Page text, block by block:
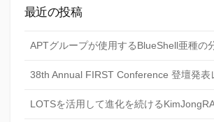
最近の投稿
APTグループが使用するBlueShell亜種の
38th Annual FIRST Conference 登壇発表
LOTSを活用して進化を続ける